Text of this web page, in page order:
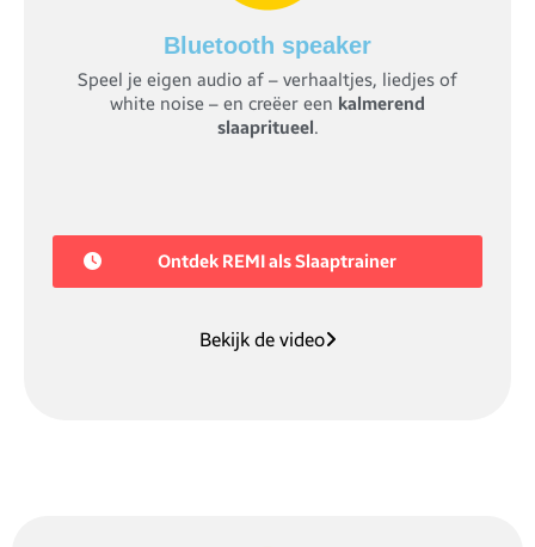
Bluetooth speaker
Speel je eigen audio af – verhaaltjes, liedjes of
white noise – en creëer een kalmerend
slaapritueel.
Ontdek REMI als Slaaptrainer
Bekijk de video